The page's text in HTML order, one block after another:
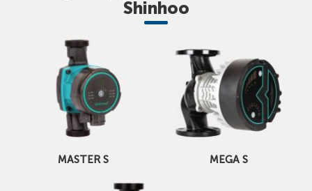
Shinhoo
MASTER S MEGA S